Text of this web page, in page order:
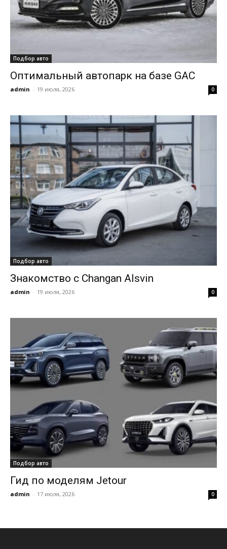
Подбор авто
Оптимальный автопарк на базе GAC
admin - 19 июля, 2026 0
Подбор авто
Знакомство с Changan Alsvin
admin - 19 июля, 2026 0
Подбор авто
Гид по моделям Jetour
admin - 17 июля, 2026 0